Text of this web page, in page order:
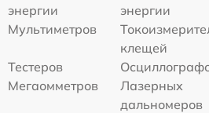
энергии
энергии
Мультиметров
клещей
Тестеров
Мегаомметров
Лазерных
дальномеров